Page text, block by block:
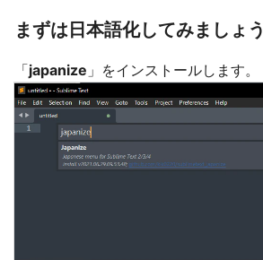
まずは日本語化してみましょう
「japanize 」をインストールします。